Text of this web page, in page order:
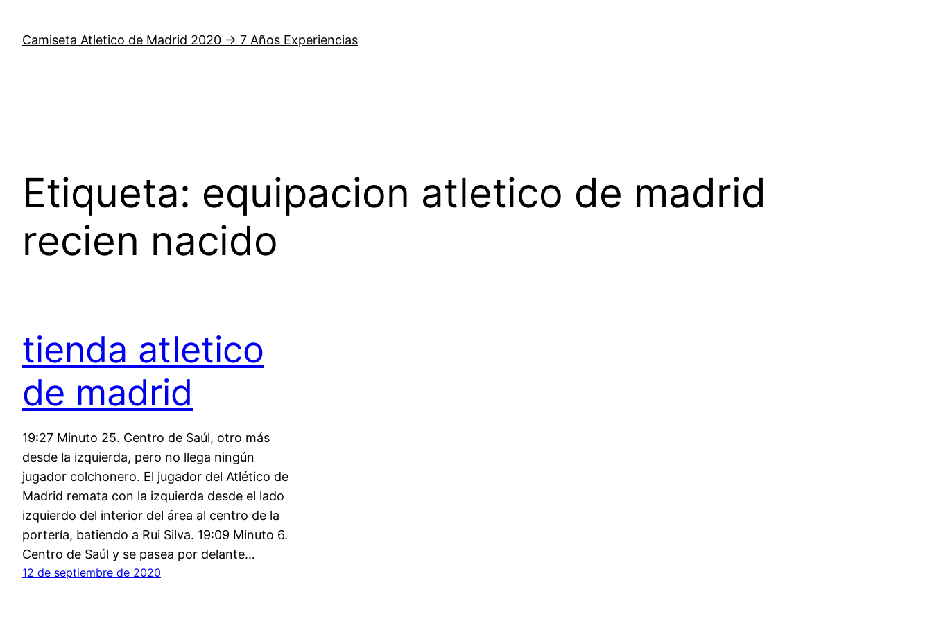
contenido
Camiseta Atletico de Madrid 2020 → 7 Años Experiencias
Etiqueta: equipacion atletico de madrid
recien nacido
tienda atletico
de madrid
19:27 Minuto 25. Centro de Saúl, otro más
desde la izquierda, pero no llega ningún
jugador colchonero. El jugador del Atlético de
Madrid remata con la izquierda desde el lado
izquierdo del interior del área al centro de la
portería, batiendo a Rui Silva. 19:09 Minuto 6.
Centro de Saúl y se pasea por delante…
12 de septiembre de 2020